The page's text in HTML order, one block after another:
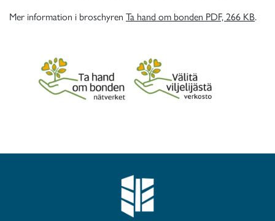
Mer information i broschyren Ta hand om bonden PDF, 266 KB.